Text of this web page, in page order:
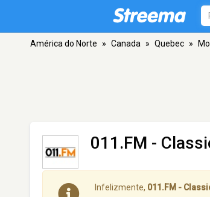
América do Norte » Canada » Quebec »
011.FM -
Infelizmente, 011.FM -